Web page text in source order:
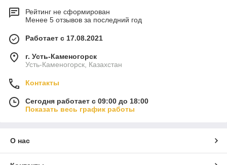
Рейтинг не сформирован
Менее 5 отзывов за последний год
Работает с 17.08.2021
г. Усть-Каменогорск
Усть-Каменогорск, Казахстан
Контакты
Сегодня работает с 09:00 до 18:00
Показать весь график работы
О нас